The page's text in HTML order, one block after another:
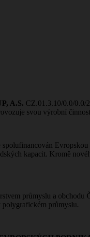
A.S. CZ.01.3.10/0.0/0.0/
svou výrobní
kapacit. Kromě
průmyslu a obchodu
polygrafickém průmyslu.